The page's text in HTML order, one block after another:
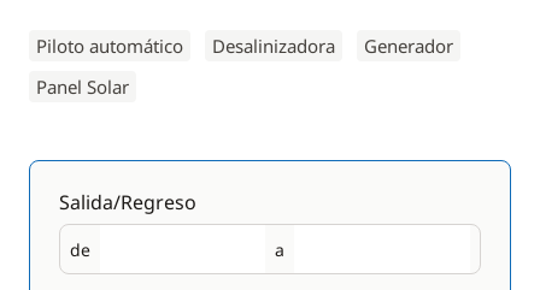
Piloto automático Desalinizadora
Generador
Panel Solar
Salida/Regreso
de
Salida a
Regreso